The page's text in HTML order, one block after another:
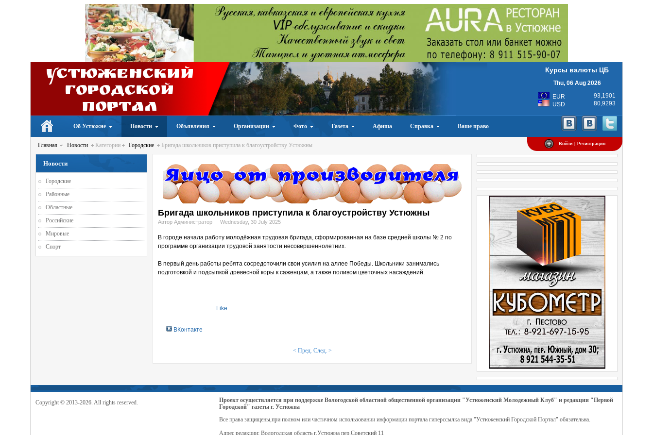
Устюженский
Городской
портал
Курсы валюты ЦБ
Thu, 06 Aug 2026
EUR
93,1901
USD
80,9293
Об Устюжне Новости Объявления Организации Фото Газета Афиша Справка Ваше право
Войти | Регистрация
Главная Новости Категории Городские Бригада школьников приступила к благоустройству Устюжны
Бригада школьников приступила к благоустройству Устюжны
Автор Администратор Wednesday, 30 July 2025
В городе начала работу молодёжная трудовая бригада, сформированная на базе средней школы № 2 по
программе организации трудовой занятости несовершеннолетних.
В первый день работы ребята сосредоточили свои усилия на аллее Победы. Школьники занимались
подготовкой и подсыпкой древесной коры к саженцам, а также поливом цветочных насаждений.
Like
ВКонтакте
< Пред. След. >
Новости
Городские
Районные
Областные
Российские
Мировые
Спорт
Copyright © 2013-2026. All rights reserved.
Проект осуществляется при поддержке Вологодской областной общественной организации "Устюженский Молодежный Клуб" и редакции "Первой
Городской" газеты г. Устюжна
Все права защищены,при полном или частичном использовании информации портала гиперссылка вида "Устюженский Городской Портал" обязательна.
Адрес редакции: Вологодская область г.Устюжна пер.Советский 11